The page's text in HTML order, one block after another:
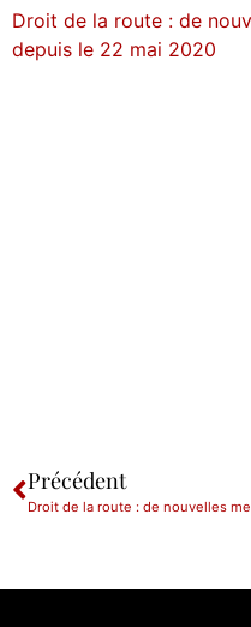
Droit de la route : de
depuis le 22 mai 2020
Précédent